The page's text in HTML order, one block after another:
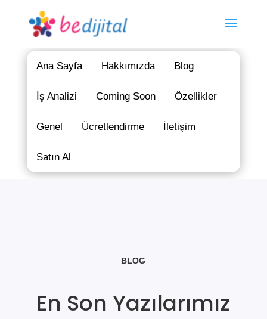
Ana Sayfa Hakkımızda Blog
İş Analizi Coming Soon Özellikler
Genel Ücretlendirme İletişim
Satın Al
BLOG
En Son Yazılarımız